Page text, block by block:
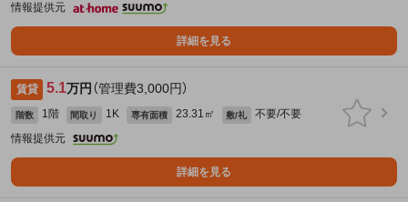
情報提供元
詳細を見る
賃貸 5.1万円 （管理費3,000円）
階数 1階 間取り 1K 専有面積 23.31㎡ 敷/礼
不要/不要
情報提供元
詳細を見る